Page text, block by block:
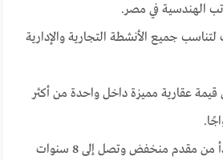
الهندسية في مصر.
لتناسب جميع الأنشطة التجارية والإدارية
قيمة عقارية مميزة داخل واحدة من أكثر
أنظمة سداد مرنة تبدأ من مقدم منخفض وتصل إلى 8 سنوات